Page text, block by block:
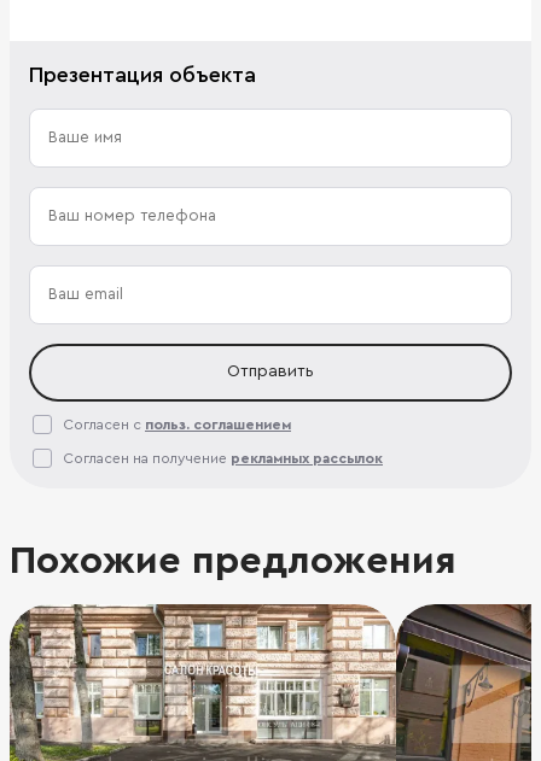
Презентация объекта
Отправить
Согласен с польз. соглашением
Согласен на получение рекламных рассылок
Похожие предложения